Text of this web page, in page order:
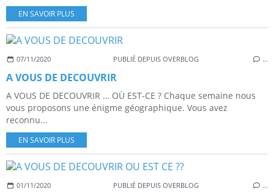
EN SAVOIR PLUS
07/11/2020 PUBLIÉ DEPUIS OVERBLOG …
A VOUS DE DECOUVRIR
A VOUS DE DECOUVRIR … OÙ EST-CE ? Chaque semaine nous
vous proposons une énigme géographique. Vous avez
reconnu...
EN SAVOIR PLUS
01/11/2020 PUBLIÉ DEPUIS OVERBLOG …